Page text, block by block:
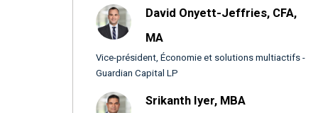
David Onyett-Jeffries, CFA,
MA
Vice-président, Économie et solutions multiactifs -
Guardian Capital LP
Srikanth Iyer, MBA